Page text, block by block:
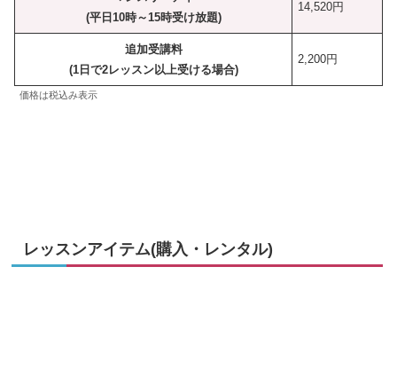
(平日10時～15時受け放題)
14,520円
追加受講料
(1日で2レッスン以上受ける場合)
2,200円
価格は税込み表示
レッスンアイテム(購入・レンタル)